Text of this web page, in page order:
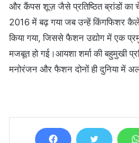
और कैंपस शूज़ जैसे प्रतिष्ठित ब्रांडों का
2016 में बढ़ गया जब उन्हें किंगफिशर
किया गया, जिससे फैशन उद्योग में एक
मजबूत हो गई।आयशा शर्मा की बहुमुखी
मनोरंजन और फैशन दोनों ही दुनिया में